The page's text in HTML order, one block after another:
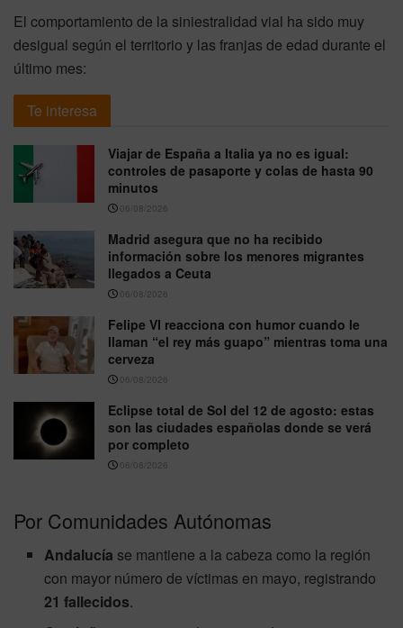
El comportamiento de la siniestralidad vial ha sido muy
desigual según el territorio y las franjas de edad durante el
último mes:
Te interesa
Viajar de España a Italia ya no es igual:
controles de pasaporte y colas de hasta 90
minutos
06/08/2026
Madrid asegura que no ha recibido
información sobre los menores migrantes
llegados a Ceuta
06/08/2026
Felipe VI reacciona con humor cuando le
llaman “el rey más guapo” mientras toma una
cerveza
06/08/2026
Eclipse total de Sol del 12 de agosto: estas
son las ciudades españolas donde se verá
por completo
06/08/2026
Por Comunidades Autónomas
Andalucía se mantiene a la cabeza como la región
con mayor número de víctimas en mayo, registrando
21 fallecidos.